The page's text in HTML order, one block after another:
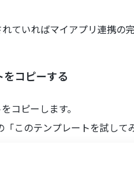
ていればマイアプリ連携の
コピーする
コピーします。
このテンプレートを試し